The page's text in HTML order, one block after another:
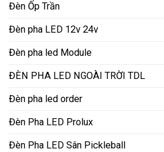
Đèn Ốp Trần
Đèn pha LED 12v 24v
Đèn pha led Module
ĐÈN PHA LED NGOÀI TRỜI TDL
Đèn pha led order
Đèn Pha LED Prolux
Đèn Pha LED Sân Pickleball